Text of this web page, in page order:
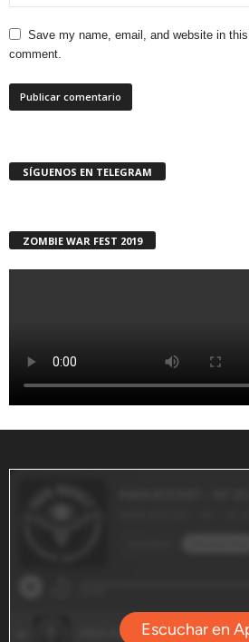
Save my name, email, and website in
comment.
SÍGUENOS EN TELEGRAM
ZOMBIE WAR FEST 2019